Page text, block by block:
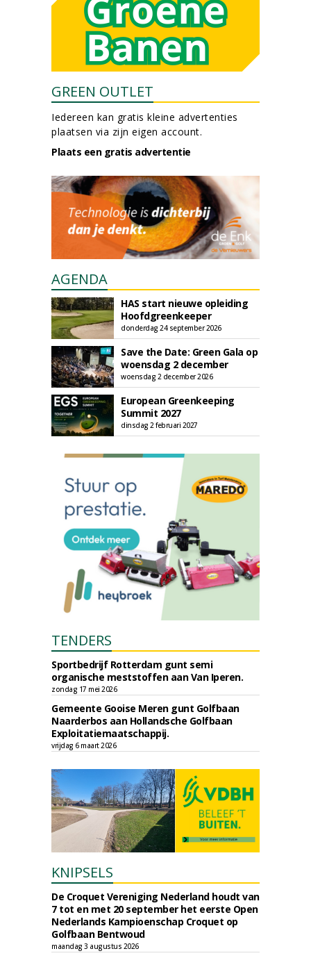
GREEN OUTLET
Iedereen kan gratis kleine advertenties
plaatsen via zijn eigen account.
Plaats een gratis advertentie
AGENDA
HAS start nieuwe opleiding
Hoofdgreenkeeper
donderdag 24 september 2026
Save the Date: Green Gala op
woensdag 2 december
woensdag 2 december 2026
European Greenkeeping
Summit 2027
dinsdag 2 februari 2027
TENDERS
Sportbedrijf Rotterdam gunt semi
organische meststoffen aan Van Iperen.
zondag 17 mei 2026
Gemeente Gooise Meren gunt Golfbaan
Naarderbos aan Hollandsche Golfbaan
Exploitatiemaatschappij.
vrijdag 6 maart 2026
KNIPSELS
De Croquet Vereniging Nederland houdt van
7 tot en met 20 september het eerste Open
Nederlands Kampioenschap Croquet op
Golfbaan Bentwoud
maandag 3 augustus 2026